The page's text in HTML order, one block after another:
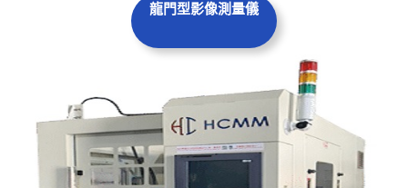
龍門型影像測量儀